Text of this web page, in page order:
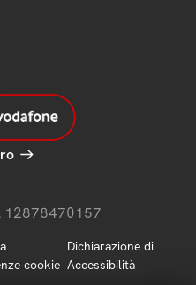
12878470157
cookie
Dichiarazione di
Accessibilità